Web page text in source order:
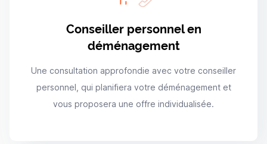
Conseiller personnel en
déménagement
Une consultation approfondie avec votre conseiller
personnel, qui planifiera votre déménagement et
vous proposera une offre individualisée.